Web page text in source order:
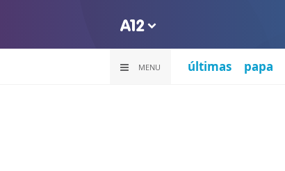
MENU últimas papa